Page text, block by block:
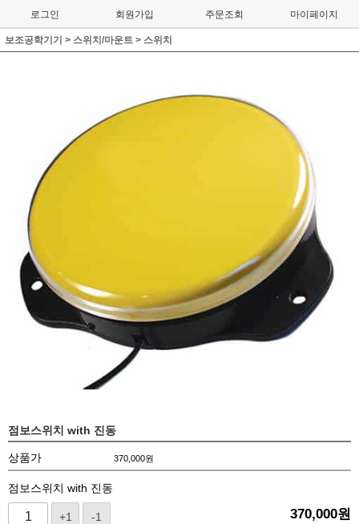
로그인 회원가입 주문조회 마이페이지
보조공학기기 > 스위치/마운트 > 스위치
점보스위치 with 진동
상품가 370,000원
점보스위치 with 진동
+1 -1 370,000원